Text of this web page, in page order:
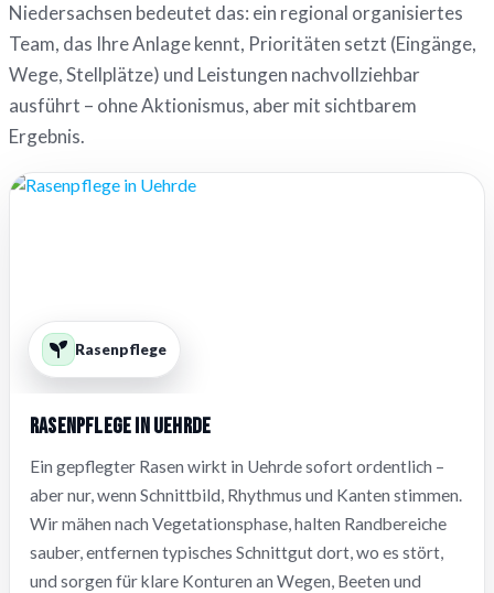
Niedersachsen bedeutet das: ein regional organisiertes
Team, das Ihre Anlage kennt, Prioritäten setzt (Eingänge,
Wege, Stellplätze) und Leistungen nachvollziehbar
ausführt – ohne Aktionismus, aber mit sichtbarem
Ergebnis.
Rasenpflege
Rasenpflege in Uehrde
Ein gepflegter Rasen wirkt in Uehrde sofort ordentlich –
aber nur, wenn Schnittbild, Rhythmus und Kanten stimmen.
Wir mähen nach Vegetationsphase, halten Randbereiche
sauber, entfernen typisches Schnittgut dort, wo es stört,
und sorgen für klare Konturen an Wegen, Beeten und